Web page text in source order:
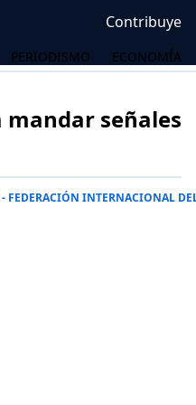
Contribuye
PERIODISMO
ECONOMÍA
mandar señales
FEDERACIÓN INTERNACIONAL